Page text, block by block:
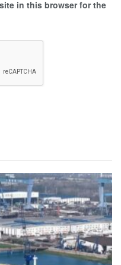
in this browser for the